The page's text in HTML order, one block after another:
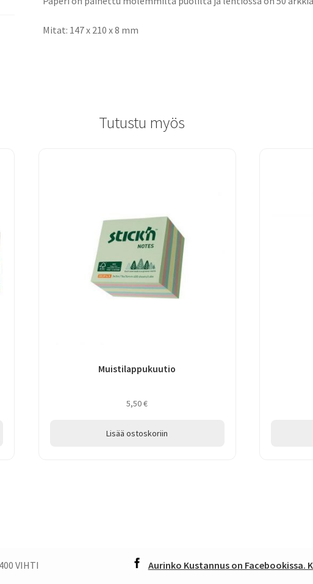
Mitat: 147 x 210 x 8 mm
Tutustu myös
Muistilappukuutio
5,50€
Lisää ostoskoriin
VIHTI
Aurinko Kustannus on Facebookissa.